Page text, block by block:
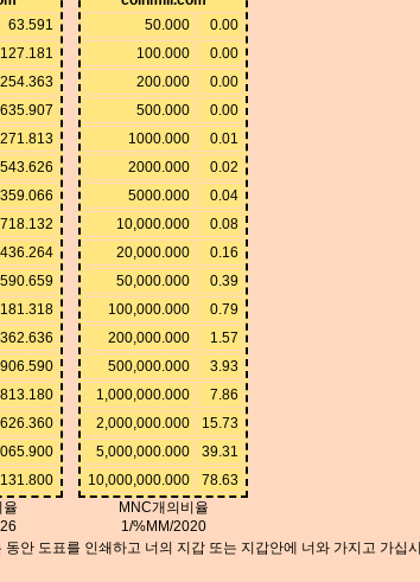
63.591
127.181
254.363
635.907
율
50.000
0.00
100.000
0.00
200.000
0.00
500.000
0.00
1000.000
0.01
2000.000
0.02
5000.000
0.04
10,000.000
0.08
20,000.000
0.16
50,000.000
0.39
100,000.000
0.79
200,000.000
1.57
500,000.000
3.93
1,000,000.000
7.86
2,000,000.000
15.73
5,000,000.000
39.31
10,000,000.000
78.63
MNC개의비율
1/%MM/2020
동안 도표를 인쇄하고 너의 지갑 또는 지갑안에 너와 가지고 가십시